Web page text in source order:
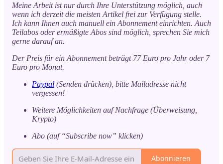
Meine Arbeit ist nur durch Ihre Unterstützung möglich, auch
wenn ich derzeit die meisten Artikel frei zur Verfügung stelle.
Ich kann Ihnen auch manuell ein Abonnement einrichten. Auch
Teilabos oder ermäßigte Abos sind möglich, sprechen Sie mich
gerne darauf an.
Der Preis für ein Abonnement beträgt 77 Euro pro Jahr oder 7
Euro pro Monat.
Paypal (Senden drücken), bitte Mailadresse nicht
vergessen!
Weitere Möglichkeiten auf Nachfrage (Überweisung,
Krypto)
Abo (auf “Subscribe now” klicken)
Abonnieren